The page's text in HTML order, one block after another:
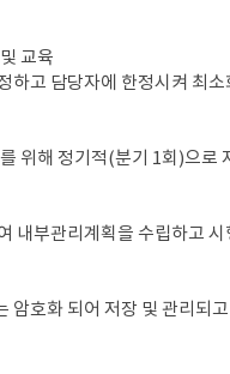
교육
하고 담당자에 한정시켜 최
위해 정기적(분기 1회)으로
내부관리계획을 수립하고 시
암호화 되어 저장 및 관리되